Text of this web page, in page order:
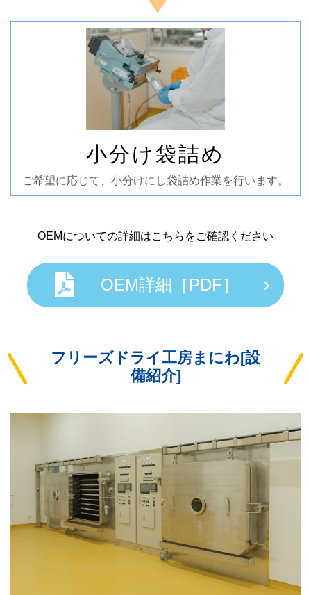
小分け袋詰め
ご希望に応じて、小分けにし袋詰め作業を行います。
OEMについての詳細はこちらをご確認ください
OEM詳細［PDF］
フリーズドライ工房まにわ[設
備紹介]